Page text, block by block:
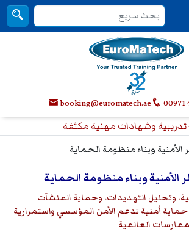
00971
booking@euromatech.ae
تدريبية وشهادات مهنية مكثفة
وبناء منظومة الحماية
وتحليل التهديدات، وحماية المنشآت
أمنية تدعم الأمن المؤسسي واستمرارية
العالمية